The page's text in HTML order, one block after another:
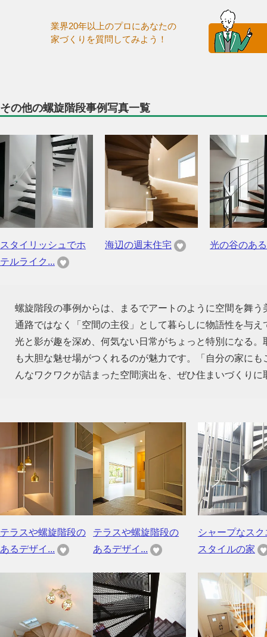
業界20年以上のプロにあなたの
家づくりを質問してみよう！
その他の螺旋階段事例写真一覧
スタイリッシュでホ
テルライク...
海辺の週末住宅 光の谷のあ
螺旋階段の事例からは、まるでアートのように空間を舞
通路ではなく「空間の主役」として暮らしに物語性を与
光と影が趣を深め、何気ない日常がちょっと特別になる
も大胆な魅せ場がつくれるのが魅力です。「自分の家に
んなワクワクが詰まった空間演出を、ぜひ住まいづくり
テラスや螺旋階段の
あるデザイ...
テラスや螺旋階段の
あるデザイ...
シャープなスク
スタイルの家